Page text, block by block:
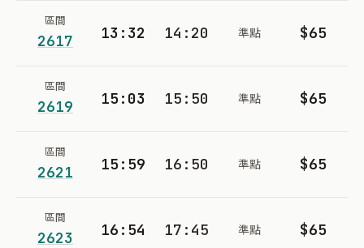
區間
2617 13:32 14:20 準點 $65
區間
2619 15:03 15:50 準點 $65
區間
2621 15:59 16:50 準點 $65
區間
2623 16:54 17:45 準點 $65